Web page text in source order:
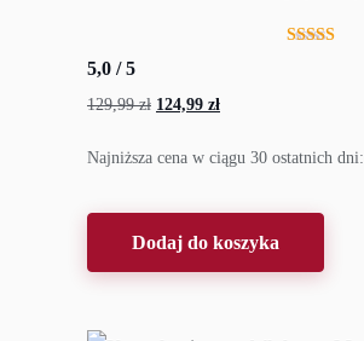
Oceniono
5.00
5,0 / 5
129,99zł Pierwotna
129,99 zł.
124,99 zł
124,99 zł.
Najniższa cena w ciągu 30 ostatnich dni:
Dodaj do koszyka